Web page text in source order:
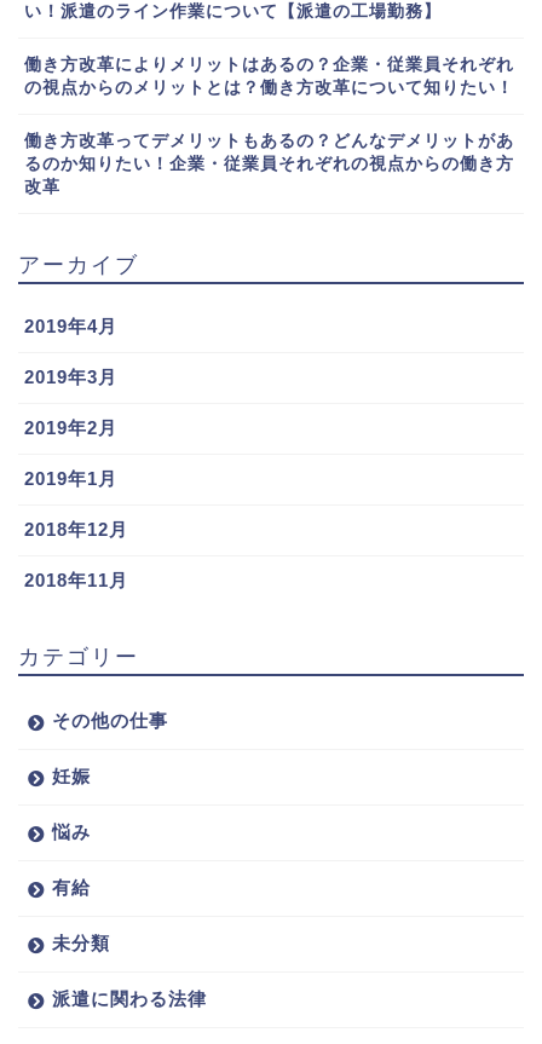
い！派遣のライン作業について【派遣の工場勤務】
働き方改革によりメリットはあるの？企業・従業員それぞれ
の視点からのメリットとは？働き方改革について知りたい！
働き方改革ってデメリットもあるの？どんなデメリットがあ
るのか知りたい！企業・従業員それぞれの視点からの働き方
改革
アーカイブ
2019年4月
2019年3月
2019年2月
2019年1月
2018年12月
2018年11月
カテゴリー
その他の仕事
妊娠
悩み
有給
未分類
派遣に関わる法律